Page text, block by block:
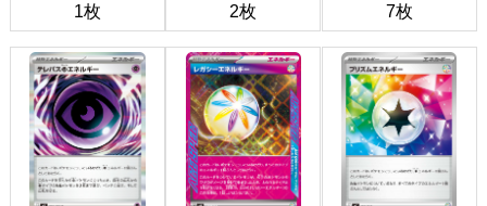
1枚 2枚 7枚